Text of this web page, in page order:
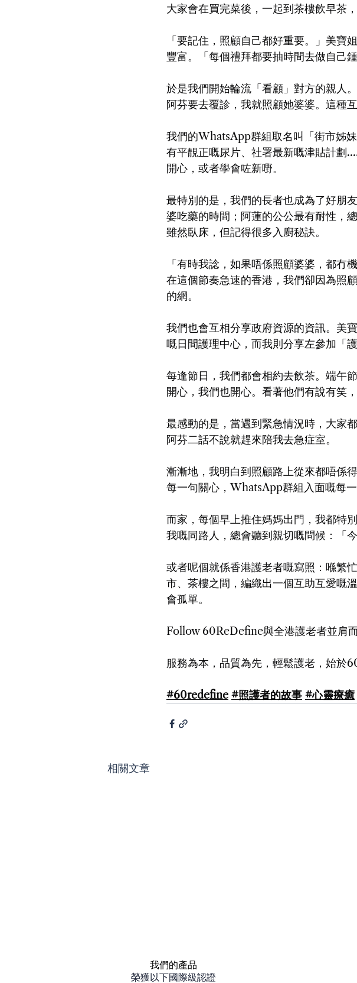
大家會在買完菜後，一起到茶樓飲早茶
「要記住，照顧自己都好重要。」美寶
豐富。「每個禮拜都要抽時間去做自己鍾
於是我們開始輪流「看顧」對方的親人
阿芬要去覆診，我就照顧她婆婆。這種
我們的WhatsApp群組取名叫「街市姊
有平靚正嘅尿片、社署最新嘅津貼計劃
開心，或者學會咗新嘢。
最特別的是，我們的長者也成為了好朋
婆吃藥的時間；阿蓮的公公最有耐性，
雖然臥床，但記得很多入廚秘訣。
「有時我諗，如果唔係照顧婆婆，都冇
在這個節奏急速的香港，我們卻因為照
的網。
我們也會互相分享政府資源的資訊。美
嘅日間護理中心，而我則分享左參加「
每逢節日，我們都會相約去飲茶。端午
開心，我們也開心。看著他們有說有笑
最感動的是，當遇到緊急情況時，大家
阿芬二話不說就趕來陪我去急症室。
漸漸地，我明白到照顧路上從來都唔係
每一句關心，WhatsApp群組入面嘅每一
而家，每個早上推住媽媽出門，我都特
我嘅同路人，總會聽到親切嘅問候：「
或者呢個就係香港護老者嘅寫照：喺繁
市、茶樓之間，編織出一個互助互愛嘅
會孤單。
Follow 60ReDefine與全港護老者並肩
服務為本，品質為先，輕鬆護老，始於
#60redefine #照護者的故事 #心靈療癒
相關文章
我們的產品
榮獲以下國際級認證